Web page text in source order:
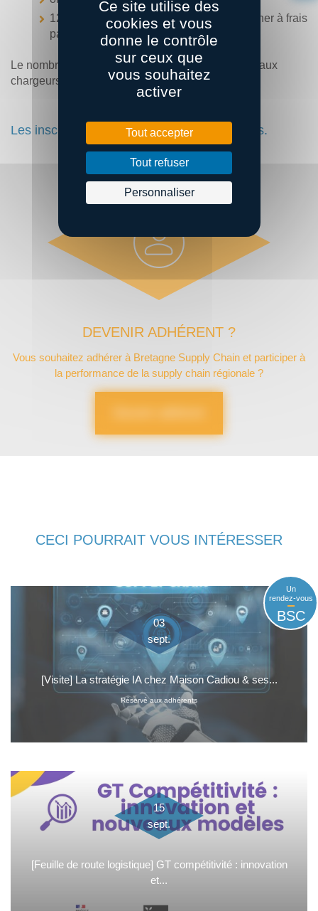
12h00 : retour à Saint-Nazaire pour déjeuner à frais
partagés pour ceux qui le souhaitent
Le nombre de participants à cette visite, réservée aux
chargeurs adhérents de BSC, est limité.
Les inscriptions à cet événement sont closes.
DEVENIR ADHÉRENT ?
Vous souhaitez adhérer à Bretagne Supply Chain et participer à
la performance de la supply chain régionale ?
CECI POURRAIT VOUS INTÉRESSER
03
sept.
Un
rendez-vous
BSC
[Visite] La stratégie IA chez Maison Cadiou & ses...
Réservé aux adhérents
15
sept.
[Feuille de route logistique] GT compétitivité : innovation
et...
Ce site utilise des
cookies et vous
donne le contrôle
sur ceux que
vous souhaitez
activer
Tout accepter
Tout refuser
Personnaliser